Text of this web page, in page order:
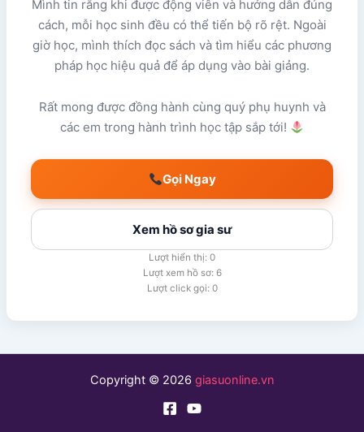
Mình tin rằng khi được động viên và hướng dẫn đúng
cách, mỗi học sinh đều có thể tiến bộ rõ rệt. Ngoài
giờ học, mình thích đọc sách và tìm hiểu các phương
pháp học hiệu quả để áp dụng vào bài giảng.
Rất mong được đồng hành cùng quý phụ huynh và
các em trong hành trình học tập sắp tới!
Gọi Ngay
Xem hồ sơ gia sư
Lượt hiển thị: 0
Lượt xem hồ sơ: 6
Lượt click gọi: 0
Copyright © 2026 giasuonline.vn